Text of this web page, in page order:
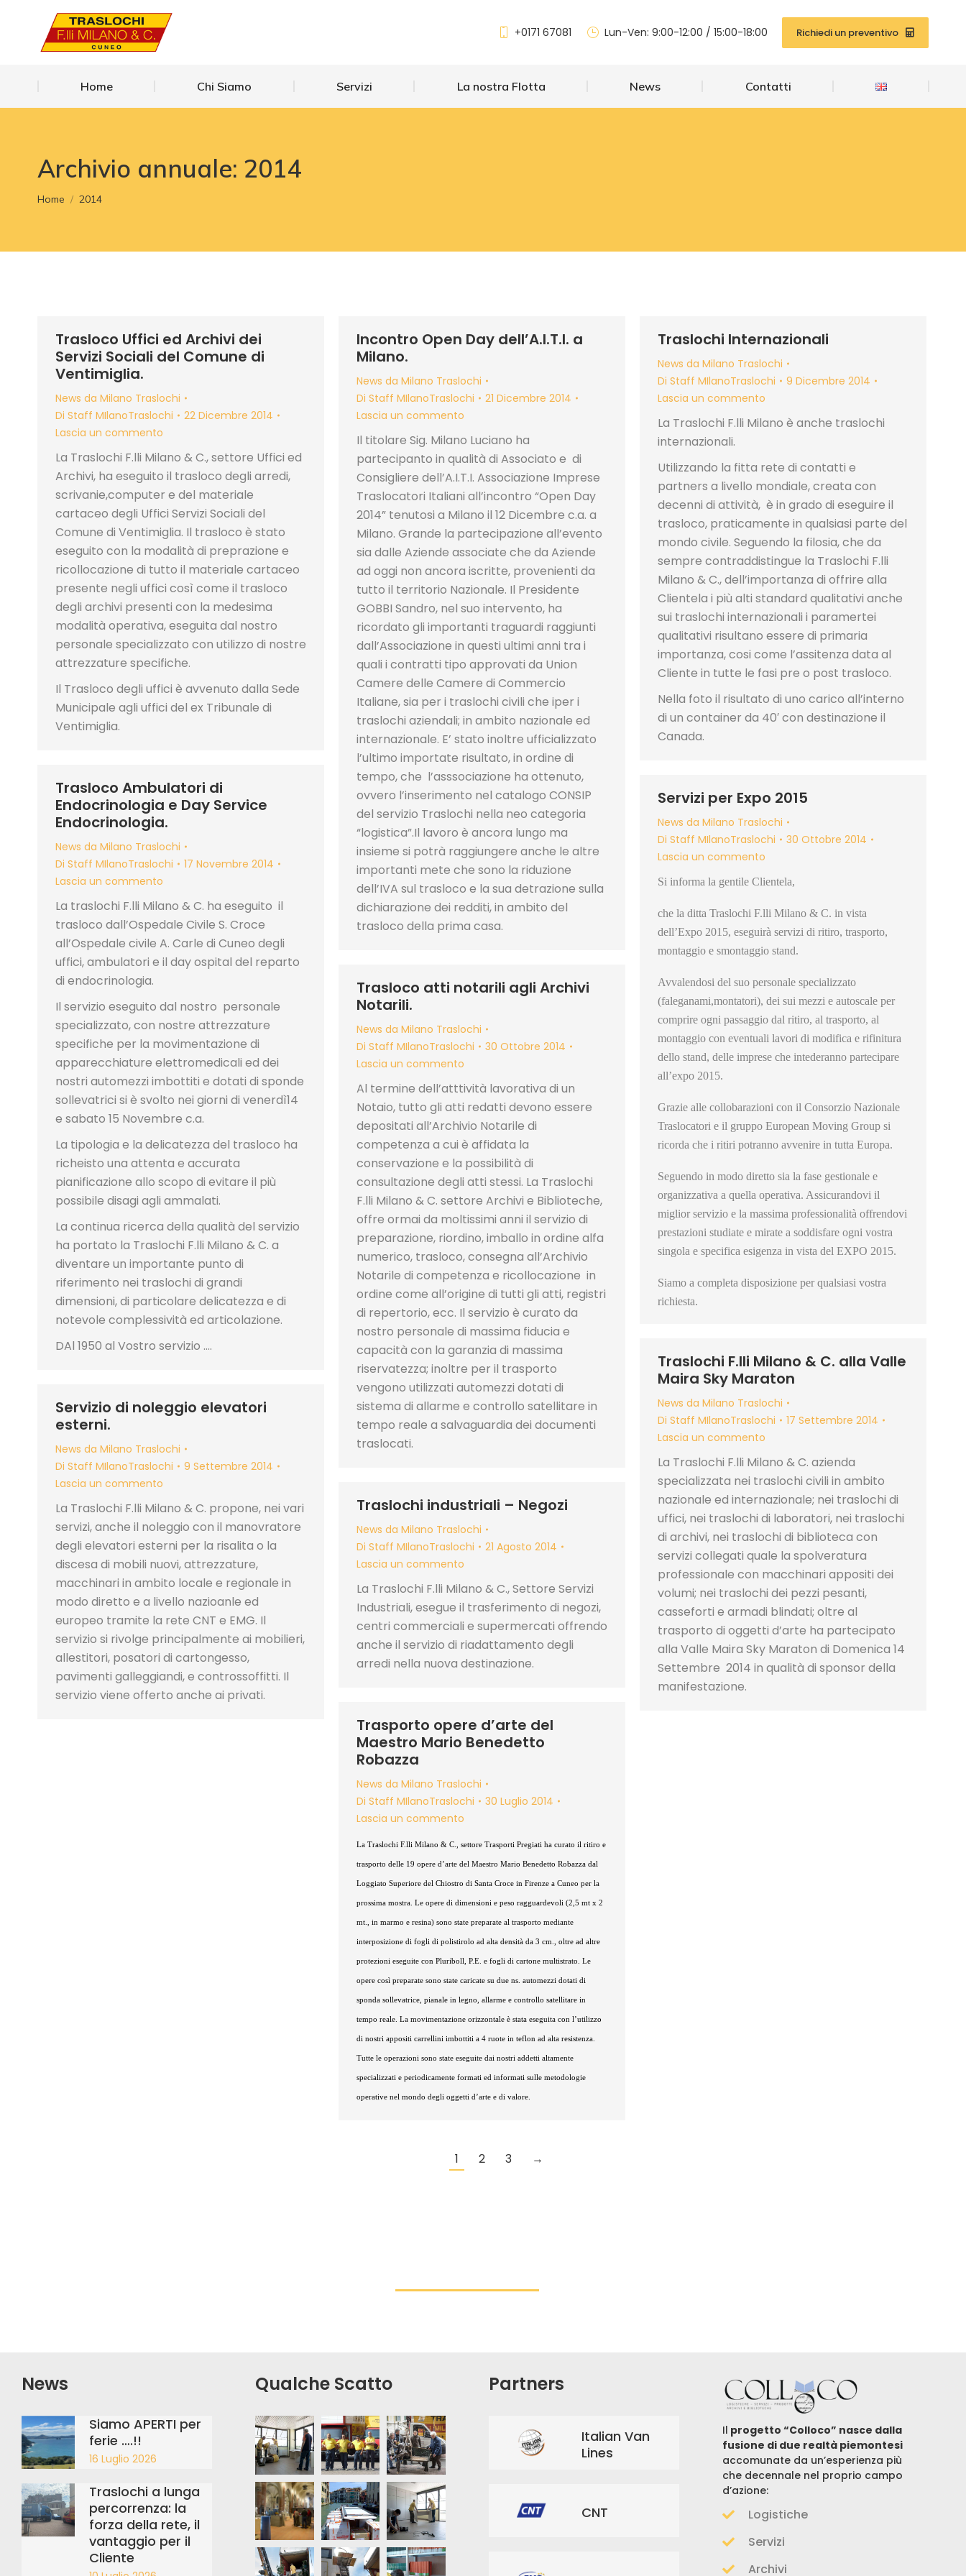
+0171 67081 Lun-Ven: 9:00-12:00 / 15:00-18:00 Richiedi un preventivo
Home Chi Siamo Servizi La nostra Flotta News Contatti
Archivio annuale: 2014
Tu sei qui:
Home 2014
Trasloco Uffici ed Archivi dei
Servizi Sociali del Comune di
Ventimiglia.
News da Milano Traslochi
Di Staff MIlanoTraslochi
22 Dicembre 2014
Lascia un commento
La Traslochi F.lli Milano & C., settore Uffici ed
Archivi, ha eseguito il trasloco degli arredi,
scrivanie,computer e del materiale
cartaceo degli Uffici Servizi Sociali del
Comune di Ventimiglia. Il trasloco è stato
eseguito con la modalità di preprazione e
ricollocazione di tutto il materiale cartaceo
presente negli uffici così come il trasloco
degli archivi presenti con la medesima
modalità operativa, eseguita dal nostro
personale specializzato con utilizzo di nostre
attrezzature specifiche.
Il Trasloco degli uffici è avvenuto dalla Sede
Municipale agli uffici del ex Tribunale di
Ventimiglia.
Incontro Open Day dell’A.I.T.I. a
Milano.
News da Milano Traslochi
Di Staff MIlanoTraslochi
21 Dicembre 2014
Lascia un commento
Il titolare Sig. Milano Luciano ha
partecipanto in qualità di Associato e di
Consigliere dell’A.I.T.I. Associazione Imprese
Traslocatori Italiani all’incontro “Open Day
2014” tenutosi a Milano il 12 Dicembre c.a. a
Milano. Grande la partecipazione all’evento
sia dalle Aziende associate che da Aziende
ad oggi non ancora iscritte, provenienti da
tutto il territorio Nazionale. Il Presidente
GOBBI Sandro, nel suo intervento, ha
ricordato gli importanti traguardi raggiunti
dall’Associazione in questi ultimi anni tra i
quali i contratti tipo approvati da Union
Camere delle Camere di Commercio
Italiane, sia per i traslochi civili che iper i
traslochi aziendali; in ambito nazionale ed
internazionale. E’ stato inoltre ufficializzato
l’ultimo importate risultato, in ordine di
tempo, che l’asssociazione ha ottenuto,
ovvero l’inserimento nel catalogo CONSIP
del servizio Traslochi nella neo categoria
“logistica”.Il lavoro è ancora lungo ma
insieme si potrà raggiungere anche le altre
importanti mete che sono la riduzione
dell’IVA sul trasloco e la sua detrazione sulla
dichiarazione dei redditi, in ambito del
trasloco della prima casa.
Traslochi Internazionali
News da Milano Traslochi
Di Staff MIlanoTraslochi
9 Dicembre 2014
Lascia un commento
La Traslochi F.lli Milano è anche traslochi
internazionali.
Utilizzando la fitta rete di contatti e
partners a livello mondiale, creata con
decenni di attività, è in grado di eseguire il
trasloco, praticamente in qualsiasi parte del
mondo civile. Seguendo la filosia, che da
sempre contraddistingue la Traslochi F.lli
Milano & C., dell’importanza di offrire alla
Clientela i più alti standard qualitativi anche
sui traslochi internazionali i paramertei
qualitativi risultano essere di primaria
importanza, cosi come l’assitenza data al
Cliente in tutte le fasi pre o post trasloco.
Nella foto il risultato di uno carico all’interno
di un container da 40′ con destinazione il
Canada.
Trasloco Ambulatori di
Endocrinologia e Day Service
Endocrinologia.
News da Milano Traslochi
Di Staff MIlanoTraslochi
17 Novembre 2014
Lascia un commento
La traslochi F.lli Milano & C. ha eseguito il
trasloco dall’Ospedale Civile S. Croce
all’Ospedale civile A. Carle di Cuneo degli
uffici, ambulatori e il day ospital del reparto
di endocrinologia.
Il servizio eseguito dal nostro personale
specializzato, con nostre attrezzature
specifiche per la movimentazione di
apparecchiature elettromedicali ed dei
nostri automezzi imbottiti e dotati di sponde
sollevatrici si è svolto nei giorni di venerdì14
e sabato 15 Novembre c.a.
La tipologia e la delicatezza del trasloco ha
richeisto una attenta e accurata
pianificazione allo scopo di evitare il più
possibile disagi agli ammalati.
La continua ricerca della qualità del servizio
ha portato la Traslochi F.lli Milano & C. a
diventare un importante punto di
riferimento nei traslochi di grandi
dimensioni, di particolare delicatezza e di
notevole complessività ed articolazione.
DAl 1950 al Vostro servizio ….
Servizi per Expo 2015
News da Milano Traslochi
Di Staff MIlanoTraslochi
30 Ottobre 2014
Lascia un commento
Si informa la gentile Clientela,
che la ditta Traslochi F.lli Milano & C. in vista
dell’Expo 2015, eseguirà servizi di ritiro, trasporto,
montaggio e smontaggio stand.
Avvalendosi del suo personale specializzato
(faleganami,montatori), dei sui mezzi e autoscale per
comprire ogni passaggio dal ritiro, al trasporto, al
montaggio con eventuali lavori di modifica e rifinitura
dello stand, delle imprese che intederanno partecipare
all’expo 2015.
Grazie alle collobarazioni con il Consorzio Nazionale
Traslocatori e il gruppo European Moving Group si
ricorda che i ritiri potranno avvenire in tutta Europa.
Seguendo in modo diretto sia la fase gestionale e
organizzativa a quella operativa. Assicurandovi il
miglior servizio e la massima professionalità offrendovi
prestazioni studiate e mirate a soddisfare ogni vostra
singola e specifica esigenza in vista del EXPO 2015.
Siamo a completa disposizione per qualsiasi vostra
richiesta.
Trasloco atti notarili agli Archivi
Notarili.
News da Milano Traslochi
Di Staff MIlanoTraslochi
30 Ottobre 2014
Lascia un commento
Al termine dell’atttività lavorativa di un
Notaio, tutto gli atti redatti devono essere
depositati all’Archivio Notarile di
competenza a cui è affidata la
conservazione e la possibilità di
consultazione degli atti stessi. La Traslochi
F.lli Milano & C. settore Archivi e Biblioteche,
offre ormai da moltissimi anni il servizio di
preparazione, riordino, imballo in ordine alfa
numerico, trasloco, consegna all’Archivio
Notarile di competenza e ricollocazione in
ordine come all’origine di tutti gli atti, registri
di repertorio, ecc. Il servizio è curato da
nostro personale di massima fiducia e
capacità con la garanzia di massima
riservatezza; inoltre per il trasporto
vengono utilizzati automezzi dotati di
sistema di allarme e controllo satellitare in
tempo reale a salvaguardia dei documenti
traslocati.
Traslochi F.lli Milano & C. alla Valle
Maira Sky Maraton
News da Milano Traslochi
Di Staff MIlanoTraslochi
17 Settembre 2014
Lascia un commento
La Traslochi F.lli Milano & C. azienda
specializzata nei traslochi civili in ambito
nazionale ed internazionale; nei traslochi di
uffici, nei traslochi di laboratori, nei traslochi
di archivi, nei traslochi di biblioteca con
servizi collegati quale la spolveratura
professionale con macchinari appositi dei
volumi; nei traslochi dei pezzi pesanti,
casseforti e armadi blindati; oltre al
trasporto di oggetti d’arte ha partecipato
alla Valle Maira Sky Maraton di Domenica 14
Settembre 2014 in qualità di sponsor della
manifestazione.
Servizio di noleggio elevatori
esterni.
News da Milano Traslochi
Di Staff MIlanoTraslochi
9 Settembre 2014
Lascia un commento
La Traslochi F.lli Milano & C. propone, nei vari
servizi, anche il noleggio con il manovratore
degli elevatori esterni per la risalita o la
discesa di mobili nuovi, attrezzature,
macchinari in ambito locale e regionale in
modo diretto e a livello nazioanle ed
europeo tramite la rete CNT e EMG. Il
servizio si rivolge principalmente ai mobilieri,
allestitori, posatori di cartongesso,
pavimenti galleggiandi, e controssoffitti. Il
servizio viene offerto anche ai privati.
Traslochi industriali – Negozi
News da Milano Traslochi
Di Staff MIlanoTraslochi
21 Agosto 2014
Lascia un commento
La Traslochi F.lli Milano & C., Settore Servizi
Industriali, esegue il trasferimento di negozi,
centri commerciali e supermercati offrendo
anche il servizio di riadattamento degli
arredi nella nuova destinazione.
Trasporto opere d’arte del
Maestro Mario Benedetto
Robazza
News da Milano Traslochi
Di Staff MIlanoTraslochi
30 Luglio 2014
Lascia un commento
La Traslochi F.lli Milano & C., settore Trasporti Pregiati ha curato il ritiro e
trasporto delle 19 opere d’arte del Maestro Mario Benedetto Robazza dal
Loggiato Superiore del Chiostro di Santa Croce in Firenze a Cuneo per la
prossima mostra. Le opere di dimensioni e peso ragguardevoli (2,5 mt x 2
mt., in marmo e resina) sono state preparate al trasporto mediante
interposizione di fogli di polistirolo ad alta densità da 3 cm., oltre ad altre
protezioni eseguite con Pluriboll, P.E. e fogli di cartone multistrato. Le
opere così preparate sono state caricate su due ns. automezzi dotati di
sponda sollevatrice, pianale in legno, allarme e controllo satellitare in
tempo reale. La movimentazione orizzontale è stata eseguita con l’utilizzo
di nostri appositi carrellini imbottiti a 4 ruote in teflon ad alta resistenza.
Tutte le operazioni sono state eseguite dai nostri addetti altamente
specializzati e periodicamente formati ed informati sulle metodologie
operative nel mondo degli oggetti d’arte e di valore.
1 2 3 →
News
Siamo APERTI per
ferie ….!!
16 Luglio 2026
Traslochi a lunga
percorrenza: la
forza della rete, il
vantaggio per il
Cliente
Qualche Scatto Partners
Italian Van
Lines
CNT
Il progetto “Colloco” nasce dalla
fusione di due realtà piemontesi
accomunate da un’esperienza più
che decennale nel proprio campo
d’azione:
Logistiche
Servizi
Archivi
Home Contatti